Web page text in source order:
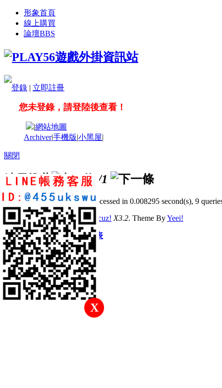
形象首頁
線上購買
論壇BBS
登錄 | 立即註冊
您未登錄，請登陸後查看！
X
|網站地圖
Archiver|手機版|小黑屋|
關閉
站長推薦 /1
GMT+8, 2026-8-8 12:44, Processed in 0.008295 second(s), 9
© 2001-2011 Powered byDiscuz! X3.2. Theme ByYeei!
快速回復 返回頂部 返回列表